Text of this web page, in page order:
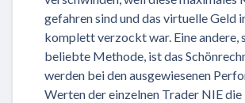
gefahren sind und das virtuelle Geld
komplett verzockt war. Eine andere,
beliebte Methode, ist das
werden bei den ausgewiesenen
Werten der einzelnen Trader NIE die